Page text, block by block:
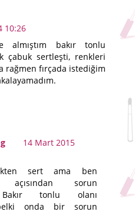
10:26
bakır tonlu
çabuk sertleşti, renkleri
rağmen fırçada istediğim
14 Mart 2015
sert ama ben
açısından sorun
Bakır tonlu olanı
onda bir sorun